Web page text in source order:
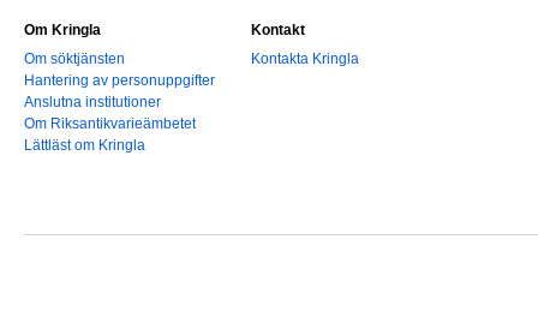
Om Kringla
Om söktjänsten
Hantering av personuppgifter
Anslutna institutioner
Om Riksantikvarieämbetet
Lättläst om Kringla
Kontakt
Kontakta Kringla